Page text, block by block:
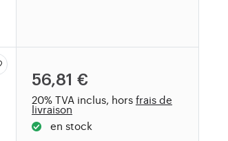
56,81 €
20% TVA inclus, horsfrais de
livraison
en stock